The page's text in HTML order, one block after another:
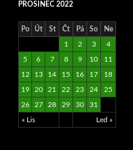
PROSINEC 2022
Po Út St Čt Pá So Ne
« Lis Led »
1 2 3 4
5 6 7 8 9 10 11
12 13 14 15 16 17 18
19 20 21 22 23 24 25
26 27 28 29 30 31